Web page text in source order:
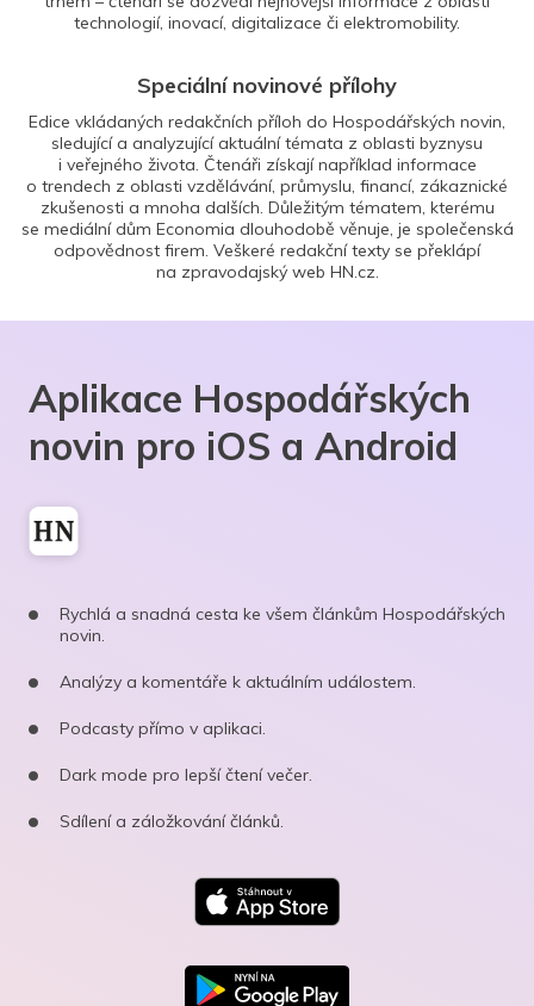
technologií, inovací, digitalizace či elektromobility.
Speciální novinové přílohy
Edice vkládaných redakčních příloh do Hospodářských novin,
sledující a analyzující aktuální témata z oblasti byznysu
i veřejného života. Čtenáři získají například informace
o trendech z oblasti vzdělávání, průmyslu, financí, zákaznické
zkušenosti a mnoha dalších. Důležitým tématem, kterému
se mediální dům Economia dlouhodobě věnuje, je společenská
odpovědnost firem. Veškeré redakční texty se překlápí
na zpravodajský web HN.cz.
Aplikace Hospodářských
novin pro iOS a Android
Rychlá a snadná cesta ke všem článkům Hospodářských
novin.
Analýzy a komentáře k aktuálním událostem.
Podcasty přímo v aplikaci.
Dark mode pro lepší čtení večer.
Sdílení a záložkování článků.